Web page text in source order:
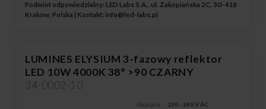
Podmiot odpowiedzialny: LED Labs S.A., ul. Zakopiańska 2C, 30-418
Kraków, Polska | Kontakt: info@led-labs.pl
LUMINES ELYSIUM 3-fazowy reflektor
LED 10W 4000K 38° >90 CZARNY
34-0002-10
Napięcie:
220 - 240 V AC